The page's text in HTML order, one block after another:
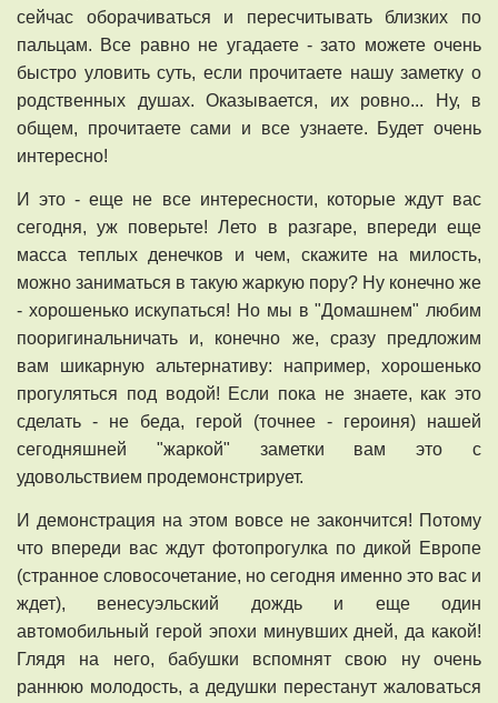
сейчас оборачиваться и пересчитывать близких по
пальцам. Все равно не угадаете - зато можете очень
быстро уловить суть, если прочитаете нашу заметку о
родственных душах. Оказывается, их ровно... Ну, в
общем, прочитаете сами и все узнаете. Будет очень
интересно!
И это - еще не все интересности, которые ждут вас
сегодня, уж поверьте! Лето в разгаре, впереди еще
масса теплых денечков и чем, скажите на милость,
можно заниматься в такую жаркую пору? Ну конечно же
- хорошенько искупаться! Но мы в "Домашнем" любим
пооригинальничать и, конечно же, сразу предложим
вам шикарную альтернативу: например, хорошенько
прогуляться под водой! Если пока не знаете, как это
сделать - не беда, герой (точнее - героиня) нашей
сегодняшней "жаркой" заметки вам это с
удовольствием продемонстрирует.
И демонстрация на этом вовсе не закончится! Потому
что впереди вас ждут фотопрогулка по дикой Европе
(странное словосочетание, но сегодня именно это вас и
ждет), венесуэльский дождь и еще один
автомобильный герой эпохи минувших дней, да какой!
Глядя на него, бабушки вспомнят свою ну очень
раннюю молодость, а дедушки перестанут жаловаться